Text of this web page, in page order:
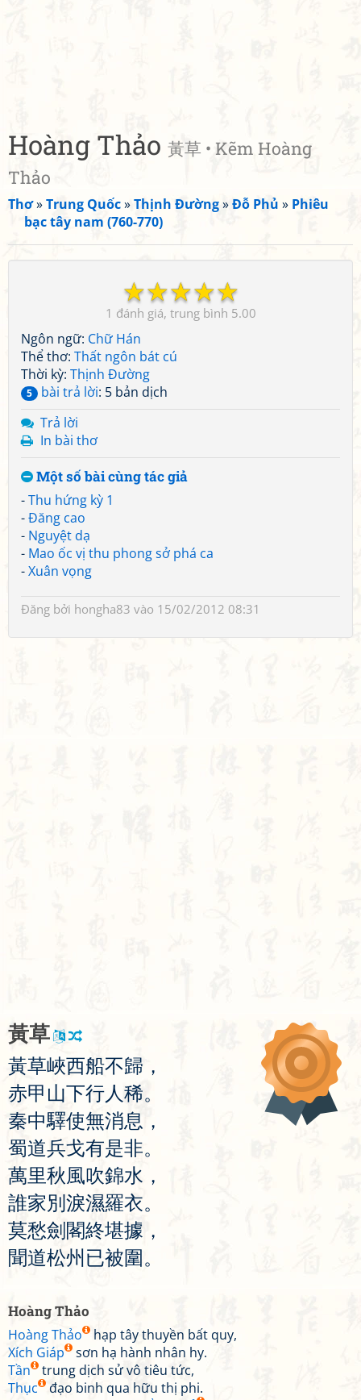
Hoàng Thảo 黃草 • Kẽm Hoàng
Thảo
Thơ»Trung Quốc»Thịnh Đường»Đỗ Phủ » Phiêu
bạc tây nam (760-770)
☆
☆
☆
☆
☆
1 5.00
Ngôn ngữ: Chữ Hán
Thể thơ: Thất ngôn bát cú
Thời kỳ: Thịnh Đường
5 bài trả lời: 5 bản dịch
Trả lời
In bài thơ
Một số bài cùng tác giả
-Thu hứng kỳ 1
-Đăng cao
- Nguyệt dạ
- Mao ốc vị thu phong sở phá ca
-Xuân vọng
Đăng bởi hongha83 vào 15/02/2012 08:31
黃草
黃草峽西船不歸 ，
赤甲 山下行人稀。
秦中驛使無消息 ，
蜀道兵戈有是非。
萬里秋風吹錦水 ，
誰家別 淚濕羅衣。
莫愁劍 閣終堪據 ，
聞道松州 已被圍 。
Hoàng Thảo
Hoàng Thảo
hạp tây thuyền bất quy,
Xích Giáp
sơn hạ hành nhân hy.
Tần
trung dịch sử vô tiêu tức,
Thục
đạo binh qua hữu thị phi.